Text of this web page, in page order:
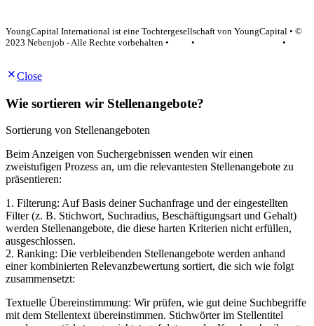
YoungCapital International ist eine Tochtergesellschaft von YoungCapital • ©
2023 Nebenjob - Alle Rechte vorbehalten •
•
•
Close
Wie sortieren wir Stellenangebote?
Sortierung von Stellenangeboten
Beim Anzeigen von Suchergebnissen wenden wir einen
zweistufigen Prozess an, um die relevantesten Stellenangebote zu
präsentieren:
1. Filterung: Auf Basis deiner Suchanfrage und der eingestellten
Filter (z. B. Stichwort, Suchradius, Beschäftigungsart und Gehalt)
werden Stellenangebote, die diese harten Kriterien nicht erfüllen,
ausgeschlossen.
2. Ranking: Die verbleibenden Stellenangebote werden anhand
einer kombinierten Relevanzbewertung sortiert, die sich wie folgt
zusammensetzt:
Textuelle Übereinstimmung: Wir prüfen, wie gut deine Suchbegriffe
mit dem Stellentext übereinstimmen. Stichwörter im Stellentitel